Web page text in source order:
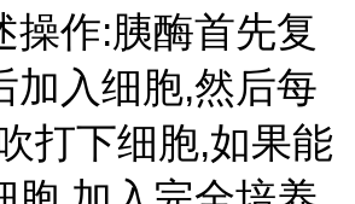
操作:胰酶首先复
加入细胞,然后每
打下细胞,如果能